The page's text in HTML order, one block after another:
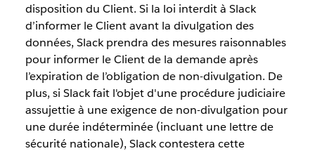
disposition du Client. Si la loi interdit à Slack
d’informer le Client avant la divulgation des
données, Slack prendra des mesures raisonnables
pour informer le Client de la demande après
l’expiration de l’obligation de non-divulgation. De
plus, si Slack fait l'objet d'une procédure judiciaire
assujettie à une exigence de non-divulgation pour
une durée indéterminée (incluant une lettre de
sécurité nationale), Slack contestera cette